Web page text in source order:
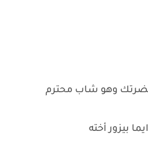
وهو شاب محترم
بيزور أخته